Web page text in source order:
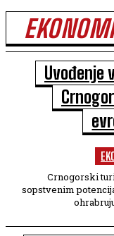
Uvođenje
Crnogorski
sopstvenim